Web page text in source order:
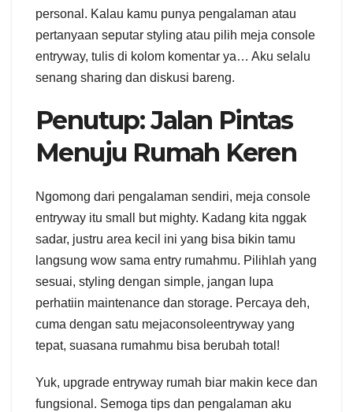
personal. Kalau kamu punya pengalaman atau
pertanyaan seputar styling atau pilih meja console
entryway, tulis di kolom komentar ya… Aku selalu
senang sharing dan diskusi bareng.
Penutup: Jalan Pintas
Menuju Rumah Keren
Ngomong dari pengalaman sendiri, meja console
entryway itu small but mighty. Kadang kita nggak
sadar, justru area kecil ini yang bisa bikin tamu
langsung wow sama entry rumahmu. Pilihlah yang
sesuai, styling dengan simple, jangan lupa
perhatiin maintenance dan storage. Percaya deh,
cuma dengan satu mejaconsoleentryway yang
tepat, suasana rumahmu bisa berubah total!
Yuk, upgrade entryway rumah biar makin kece dan
fungsional. Semoga tips dan pengalaman aku